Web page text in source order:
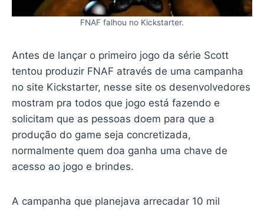
FNAF falhou no Kickstarter.
Antes de lançar o primeiro jogo da série Scott
tentou produzir FNAF através de uma campanha
no site Kickstarter, nesse site os desenvolvedores
mostram pra todos que jogo está fazendo e
solicitam que as pessoas doem para que a
produção do game seja concretizada,
normalmente quem doa ganha uma chave de
acesso ao jogo e brindes.
A campanha que planejava arrecadar 10 mil